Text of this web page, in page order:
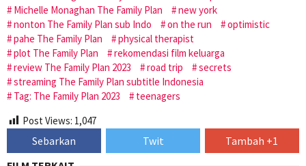
Michelle Monaghan The Family Plan
new york
nonton The Family Plan sub Indo
on the run
optimistic
pahe The Family Plan
physical therapist
plot The Family Plan
rekomendasi film keluarga
review The Family Plan 2023
road trip
secrets
streaming The Family Plan subtitle Indonesia
Tag: The Family Plan 2023
teenagers
Post Views: 1,047
Sebarkan Twit
Tambah +1